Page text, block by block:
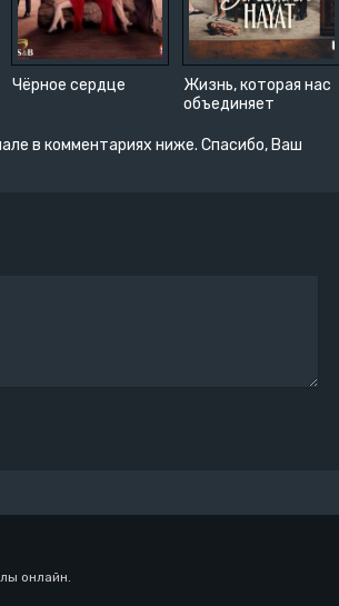
Чёрное сердце
Жизнь, которая нас
объединяет
в комментариях ниже. Спасибо, Ваш
онлайн.